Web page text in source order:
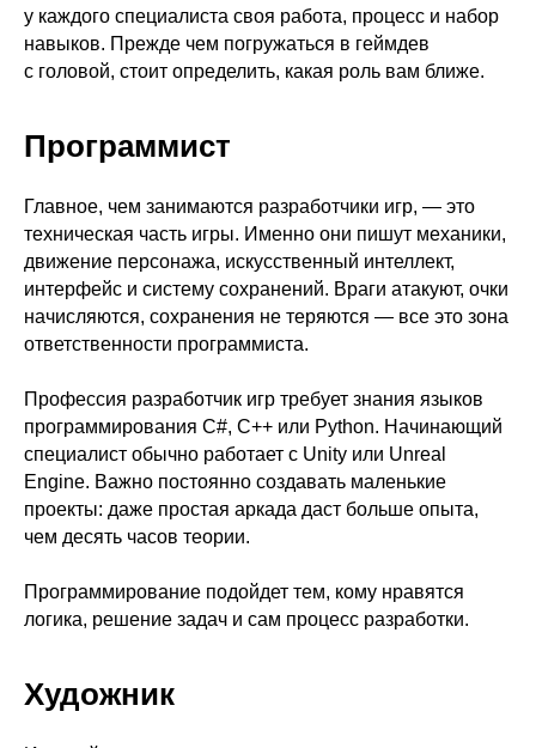
у каждого специалиста своя работа, процесс и набор
навыков. Прежде чем погружаться в геймдев
с головой, стоит определить, какая роль вам ближе.
Программист
Главное, чем занимаются разработчики игр, — это
техническая часть игры. Именно они пишут механики,
движение персонажа, искусственный интеллект,
интерфейс и систему сохранений. Враги атакуют, очки
начисляются, сохранения не теряются — все это зона
ответственности программиста.
Профессия разработчик игр требует знания языков
программирования C#, C++ или Python. Начинающий
специалист обычно работает с Unity или Unreal
Engine. Важно постоянно создавать маленькие
проекты: даже простая аркада даст больше опыта,
чем десять часов теории.
Программирование подойдет тем, кому нравятся
логика, решение задач и сам процесс разработки.
Художник